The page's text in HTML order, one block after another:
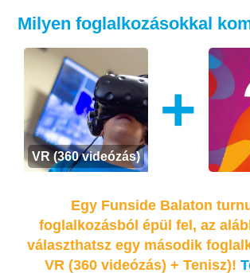
Milyen foglalkozásokkal
VR (360 videózás)
+
Egy Funside Balaton
foglalkozásból épül fel, az
választhatsz egy második
VR (360 videózás) + Tenisz)!